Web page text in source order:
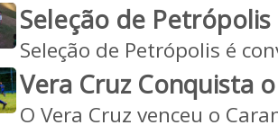
Seleção de
Seleção de Petrópolis é
Vera Cruz Conquista
O Vera Cruz venceu o